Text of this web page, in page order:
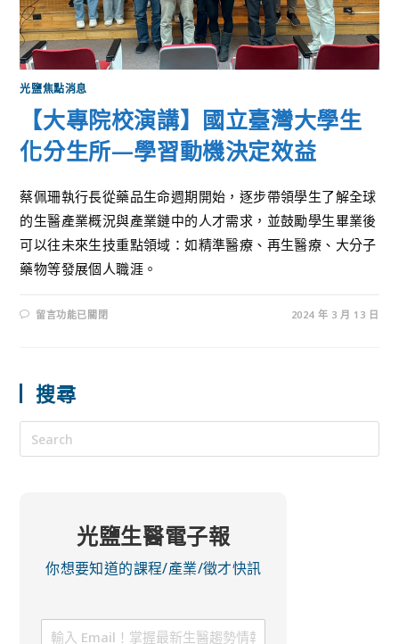
光鹽焦點消息
【大專院校演講】國立臺灣大學生
化分生所—學習動機決定效益
蔡佩珊執行長從藥品生命週期開始，逐步帶領學生了解全球
的生醫產業概況與產業鏈中的人才需求，並鼓勵學生畢業後
可以往未來生技重點領域：如精準醫療、再生醫療、大分子
藥物等發展個人職涯。
留言功能已關閉 2024 年 3 月 13 日
搜尋
光鹽生醫電子報
你想要知道的課程/產業/徵才快訊